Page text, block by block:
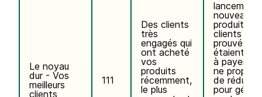
Le noyau
dur - Vos
meilleurs
clients
111
Des clients
très
engagés qui
ont acheté
vos
produits
récemment,
le plus
lancement
nouveaux
produits.
clients ont
prouvé
étaient
à payer
ne
de
pour